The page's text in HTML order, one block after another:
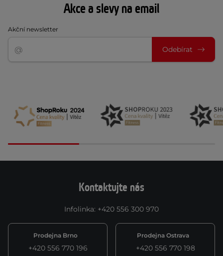
Akce a slevy na email
Akční newsletter
Odebírat
Kontaktujte nás
Infolinka: +420 556 300 970
Prodejna Brno
+420 556 770 196
Prodejna Ostrava
+420 556 770 198